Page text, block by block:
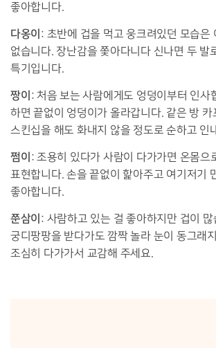
좋아합니다.
다옹이 : 초반에 겁을 먹고 웅크려있던 모습은
없습니다. 장난감을 쫓아다니다 신나면 두 발
특기입니다.
짱이 : 처음 보는 사람에게도 엉덩이부터 인사
하면 끝없이 엉덩이가 올라갑니다. 같은 방 카
스킨십을 해도 화내지 않을 정도로 순하고 인
쩜이 : 조용히 있다가 사람이 다가가면 온몸으
표현합니다. 손을 끝없이 핥아주고 여기저기
좋아합니다.
쭌삼이 : 사람하고 있는 걸 좋아하지만 겁이 많
궁디팡팡을 받다가도 깜짝 놀라 눈이 동그래
조심히 다가가서 교감해 주세요.